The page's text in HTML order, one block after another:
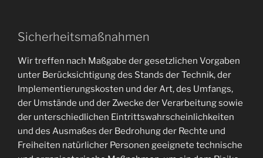
Sicherheitsmaßnahmen
Wir treffen nach Maßgabe der gesetzlichen Vorgaben
unter Berücksichtigung des Stands der Technik, der
Implementierungskosten und der Art, des Umfangs,
der Umstände und der Zwecke der Verarbeitung sowie
der unterschiedlichen Eintrittswahrscheinlichkeiten
und des Ausmaßes der Bedrohung der Rechte und
Freiheiten natürlicher Personen geeignete technische